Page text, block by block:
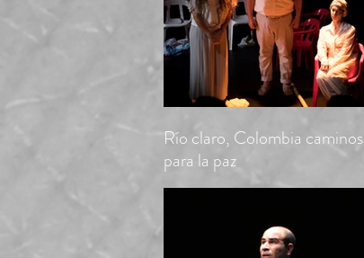
Río claro, Colombia caminos
para la paz